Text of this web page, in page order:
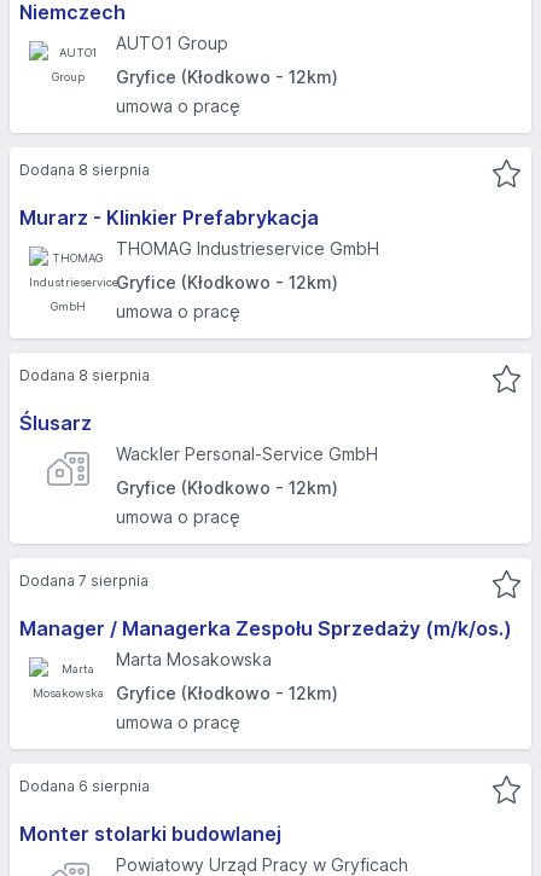
Niemczech
AUTO1 Group
Gryfice (Kłodkowo - 12km)
umowa o pracę
Murarz - Klinkier Prefabrykacja
THOMAG Industrieservice GmbH
Gryfice (Kłodkowo - 12km)
umowa o pracę
Dodana 8 sierpnia
Ślusarz
Wackler Personal-Service GmbH
Gryfice (Kłodkowo - 12km)
umowa o pracę
Dodana 8 sierpnia
Manager / Managerka Zespołu Sprzedaży (m/k/os.)
Marta Mosakowska
Gryfice (Kłodkowo - 12km)
umowa o pracę
Dodana 7 sierpnia
Monter stolarki budowlanej
Powiatowy Urząd Pracy w Gryficach
Dodana 6 sierpnia